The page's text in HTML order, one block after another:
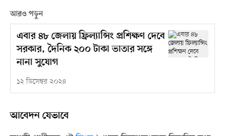
আরও পড়ুন
এবার ৪৮ জেলায় ফ্রিল্যান্সিং প্রশিক্ষণ দেবে
সরকার, দৈনিক ২০০ টাকা ভাতার সঙ্গে
নানা সুযোগ
১২ ডিসেম্বর ২০২৪
আবেদন যেভাবে